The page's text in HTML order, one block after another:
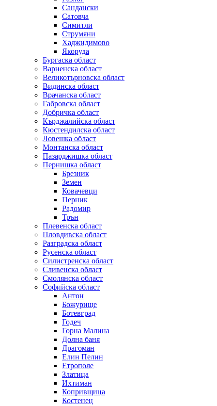
Сандански
Сатовча
Симитли
Струмяни
Хаджидимово
Якоруда
Бургаска област
Варненска област
Великотърновска област
Видинска област
Врачанска област
Габровска област
Добричка област
Кърджалийска област
Кюстендилска област
Ловешка област
Монтанска област
Пазарджишка област
Пернишка област
Брезник
Земен
Ковачевци
Перник
Радомир
Трън
Плевенска област
Пловдивска област
Разградска област
Русенска област
Силистренска област
Сливенска област
Смолянска област
Софийска област
Антон
Божурище
Ботевград
Годеч
Горна Малина
Долна баня
Драгоман
Елин Пелин
Етрополе
Златица
Ихтиман
Копривщица
Костенец